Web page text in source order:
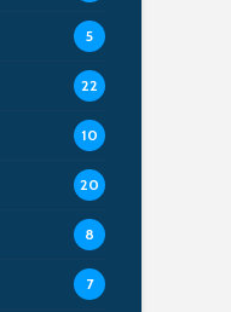
5
22
10
20
8
7